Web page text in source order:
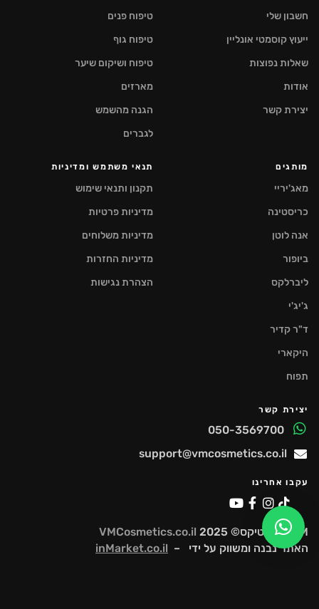
חשבון שלי
ייעוץ קוסמטי אונליין
שאלות נפוצות
אודות
יצירת קשר
טיפוח פנים
טיפוח גוף
טיפוח ושיקום שיער
מארזים
הגנה מהשמש
לגברים
מותגים
מאג'יריי
כריסטינה
אנה לוטן
ביופור
ליברלקס
ג'יג'י
ד"ר קדיר
היקארי
תפוח
תנאי משתמש ומדיניות
תקנון ותנאי שימוש
מדיניות פרטיות
מדיניות משלוחים
מדיניות החזרות
הצהרת נגישות
יצירת קשר
support@vmcosmetics.co.il
עקבו אחרינו
VM קוסמטיקס© 2025
VMCosmetics.co.il
האתר נבנה ומשווק על ידי – inMarket.co.il